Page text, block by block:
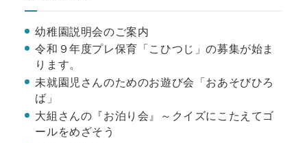
幼稚園説明会のご案内
令和９年度プレ保育「こひつじ」の募集が始ま
ります。
未就園児さんのためのお遊び会「おあそびひろ
ば」
大組さんの『お泊り会』～クイズにこたえてゴ
ールをめざそう